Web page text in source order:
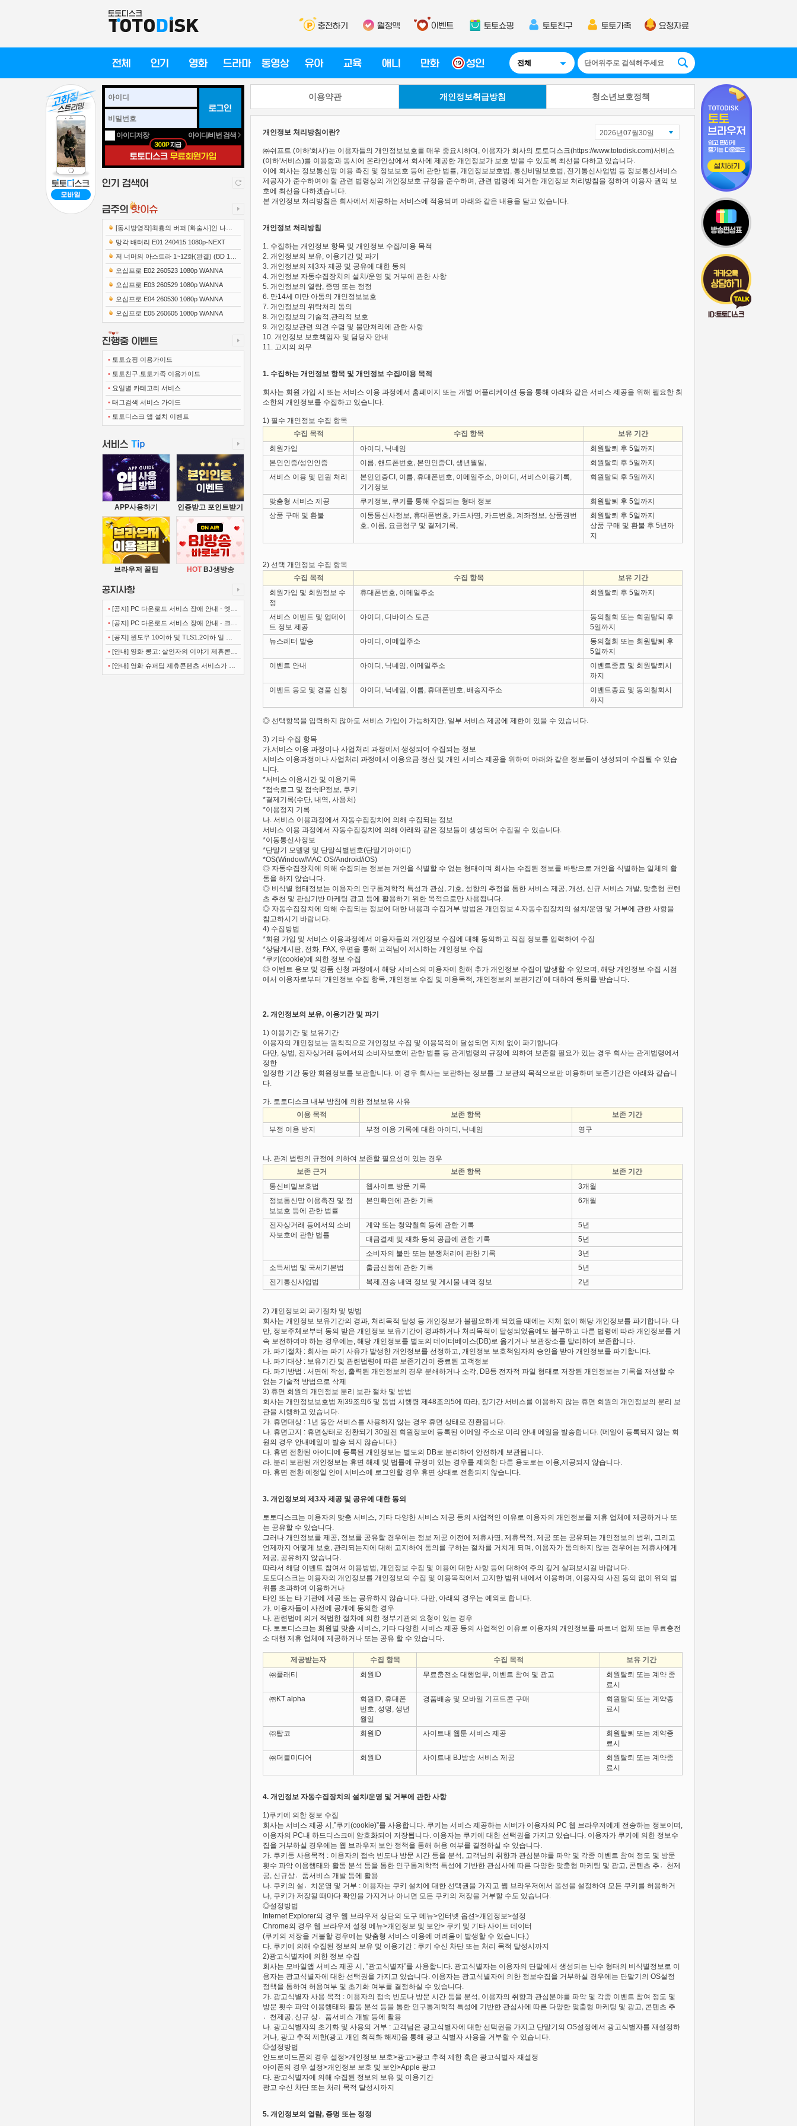
아이디저장 아이디/비번 검색
전체
[동시방영작]최흉의 버퍼 [화술사]인 나는
세계 최강 클랜을 이끈다 E12 241219 108..
망각 배터리 E01 240415 1080p-NEXT
저 너머의 아스트라 1~12화(완결) (BD 192
0x1080 x265-10Bit FLACx2)
오십프로 E02 260523 1080p WANNA
오십프로 E03 260529 1080p WANNA
오십프로 E04 260530 1080p WANNA
오십프로 E05 260605 1080p WANNA
• 토토쇼핑 이용가이드
• 토토친구,토토가족 이용가이드
• 요일별 카테고리 서비스
• 태그검색 서비스 가이드
• 토토디스크 앱 설치 이벤트
APP사용하기 인증받고 포인트받기
브라우저 꿀팁 HOTBJ생방송
• [공지] PC 다운로드 서비스 장애 안내 - 엣지
(Microsoft Edge)
• [공지] PC 다운로드 서비스 장애 안내 - 크롬
(Chrome)
• [공지] 윈도우 10이하 및 TLS1.2이하 일 경
우 사이트 이용불가 안내
• [안내] 영화 콩고: 살인자의 이야기 제휴콘텐
츠 서비스가 종료 되었습니다.
• [안내] 영화 슈퍼딥 제휴콘텐츠 서비스가 종
이용약관 개인정보취급방침 청소년보호정책
2026년07월30일
개인정보 처리방침이란?
㈜쉬프트 (이하'회사')는 이용자들의 개인정보보호를 매우 중요시하며, 이용자가 회사의 토토디스크(https://www.totodisk.com)서비스
(이하'서비스)를 이용함과 동시에 온라인상에서 회사에 제공한 개인정보가 보호 받을 수 있도록 최선을 다하고 있습니다.
이에 회사는 정보통신망 이용 촉진 및 정보보호 등에 관한 법률, 개인정보보호법, 통신비밀보호법, 전기통신사업법 등 정보통신서비스
제공자가 준수하여야 할 관련 법령상의 개인정보호 규정을 준수하며, 관련 법령에 의거한 개인정보 처리방침을 정하여 이용자 권익 보
호에 최선을 다하겠습니다.
본 개인정보 처리방침은 회사에서 제공하는 서비스에 적용되며 아래와 같은 내용을 담고 있습니다.
개인정보 처리방침
1. 수집하는 개인정보 항목 및 개인정보 수집/이용 목적
2. 개인정보의 보유, 이용기간 및 파기
3. 개인정보의 제3자 제공 및 공유에 대한 동의
4. 개인정보 자동수집장치의 설치/운영 및 거부에 관한 사항
5. 개인정보의 열람, 증명 또는 정정
6. 만14세 미만 아동의 개인정보보호
7. 개인정보의 위탁처리 동의
8. 개인정보의 기술적,관리적 보호
9. 개인정보관련 의견 수렴 및 불만처리에 관한 사항
10. 개인정보 보호책임자 및 담당자 안내
11. 고지의 의무
1. 수집하는 개인정보 항목 및 개인정보 수집/이용 목적
회사는 회원 가입 시 또는 서비스 이용 과정에서 홈페이지 또는 개별 어플리케이션 등을 통해 아래와 같은 서비스 제공을 위해 필요한 최
소한의 개인정보를 수집하고 있습니다.
1) 필수 개인정보 수집 항목
수집 목적
수집 항목
보유 기간
회원가입
아이디, 닉네임
회원탈퇴 후 5일까지
본인인증/성인인증
이름, 핸드폰번호, 본인인증CI, 생년월일,
회원탈퇴 후 5일까지
서비스 이용 및 민원 처리
본인인증CI, 이름, 휴대폰번호, 이메일주소, 아이디, 서비스이용기록,
기기정보
회원탈퇴 후 5일까지
맞춤형 서비스 제공 쿠키정보, 쿠키를 통해 수집되는 형태 정보
회원탈퇴 후 5일까지
상품 구매 및 환불
이동통신사정보, 휴대폰번호, 카드사명, 카드번호, 계좌정보, 상품권번
호, 이름, 요금청구 및 결제기록,
회원탈퇴 후 5일까지
상품 구매 및 환불 후 5년까
지
2) 선택 개인정보 수집 항목
수집 목적
수집 항목
보유 기간
회원가입 및 회원정보 수
정
휴대폰번호, 이메일주소 회원탈퇴 후 5일까지
서비스 이벤트 및 업데이
트 정보 제공
아이디, 디바이스 토큰
동의철회 또는 회원탈퇴 후
5일까지
뉴스레터 발송
아이디, 이메일주소
동의철회 또는 회원탈퇴 후
5일까지
이벤트 안내
아이디, 닉네임, 이메일주소
이벤트종료 및 회원탈퇴시
까지
이벤트 응모 및 경품 신청
아이디, 닉네임, 이름, 휴대폰번호, 배송지주소
이벤트종료 및 동의철회시
까지
◎ 선택항목을 입력하지 않아도 서비스 가입이 가능하지만, 일부 서비스 제공에 제한이 있을 수 있습니다.
3) 기타 수집 항목
가.서비스 이용 과정이나 사업처리 과정에서 생성되어 수집되는 정보
서비스 이용과정이나 사업처리 과정에서 이용요금 정산 및 개인 서비스 제공을 위하여 아래와 같은 정보들이 생성되어 수집될 수 있습
니다.
*서비스 이용시간 및 이용기록
*접속로그 및 접속IP정보, 쿠키
*결제기록(수단, 내역, 사용처)
*이용정지 기록
나. 서비스 이용과정에서 자동수집장치에 의해 수집되는 정보
서비스 이용 과정에서 자동수집장치에 의해 아래와 같은 정보들이 생성되어 수집될 수 있습니다.
*이동통신사정보
*단말기 모델명 및 단말식별번호(단말기아이디)
*OS(Window/MAC OS/Android/iOS)
◎ 자동수집장치에 의해 수집되는 정보는 개인을 식별할 수 없는 형태이며 회사는 수집된 정보를 바탕으로 개인을 식별하는 일체의 활
동을 하지 않습니다.
◎ 비식별 형태정보는 이용자의 인구통계학적 특성과 관심, 기호, 성향의 추정을 통한 서비스 제공, 개선, 신규 서비스 개발, 맞춤형 콘텐
츠 추천 및 관심기반 마케팅 광고 등에 활용하기 위한 목적으로만 사용됩니다.
◎ 자동수집장치에 의해 수집되는 정보에 대한 내용과 수집거부 방법은 개인정보 4.자동수집장치의 설치/운영 및 거부에 관한 사항을
참고하시기 바랍니다.
4) 수집방법
*회원 가입 및 서비스 이용과정에서 이용자들의 개인정보 수집에 대해 동의하고 직접 정보를 입력하여 수집
*상담게시판, 전화, FAX, 우편을 통해 고객님이 제시하는 개인정보 수집
*쿠키(cookie)에 의한 정보 수집
◎ 이벤트 응모 및 경품 신청 과정에서 해당 서비스의 이용자에 한해 추가 개인정보 수집이 발생할 수 있으며, 해당 개인정보 수집 시점
에서 이용자로부터 ‘개인정보 수집 항목, 개인정보 수집 및 이용목적, 개인정보의 보관기간’에 대하여 동의를 받습니다.
2. 개인정보의 보유, 이용기간 및 파기
1) 이용기간 및 보유기간
이용자의 개인정보는 원칙적으로 개인정보 수집 및 이용목적이 달성되면 지체 없이 파기합니다.
다만, 상법, 전자상거래 등에서의 소비자보호에 관한 법률 등 관계법령의 규정에 의하여 보존할 필요가 있는 경우 회사는 관계법령에서
정한
일정한 기간 동안 회원정보를 보관합니다. 이 경우 회사는 보관하는 정보를 그 보관의 목적으로만 이용하며 보존기간은 아래와 같습니
다.
가. 토토디스크 내부 방침에 의한 정보보유 사유
이용 목적
보존 항목
보존 기간
부정 이용 방지
부정 이용 기록에 대한 아이디, 닉네임 영구
나. 관계 법령의 규정에 의하여 보존할 필요성이 있는 경우
보존 근거
보존 항목
보존 기간
통신비밀보호법
웹사이트 방문 기록
3개월
정보통신망 이용촉진 및 정
보보호 등에 관한 법률
본인확인에 관한 기록 6개월
전자상거래 등에서의 소비
자보호에 관한 법률
계약 또는 청약철회 등에 관한 기록
5년
대금결제 및 재화 등의 공급에 관한 기록
5년
소비자의 불만 또는 분쟁처리에 관한 기록
3년
소득세법 및 국세기본법
출금신청에 관한 기록
5년
전기통신사업법
복제,전송 내역 정보 및 게시물 내역 정보 2년
2) 개인정보의 파기절차 및 방법
회사는 개인정보 보유기간의 경과, 처리목적 달성 등 개인정보가 불필요하게 되었을 때에는 지체 없이 해당 개인정보를 파기합니다. 다
만, 정보주체로부터 동의 받은 개인정보 보유기간이 경과하거나 처리목적이 달성되었음에도 불구하고 다른 법령에 따라 개인정보를 계
속 보전하여야 하는 경우에는, 해당 개인정보를 별도의 데이터베이스(DB)로 옮기거나 보관장소를 달리하여 보존합니다.
가. 파기절차 : 회사는 파기 사유가 발생한 개인정보를 선정하고, 개인정보 보호책임자의 승인을 받아 개인정보를 파기합니다.
나. 파기대상 : 보유기간 및 관련법령에 따른 보존기간이 종료된 고객정보
다. 파기방법 : 서면에 작성, 출력된 개인정보의 경우 분쇄하거나 소각, DB등 전자적 파일 형태로 저장된 개인정보는 기록을 재생할 수
없는 기술적 방법으로 삭제
3) 휴면 회원의 개인정보 분리 보관 절차 및 방법
회사는 개인정보보호법 제39조의6 및 동법 시행령 제48조의5에 따라, 장기간 서비스를 이용하지 않는 휴면 회원의 개인정보의 분리 보
관을 시행하고 있습니다.
가. 휴면대상 : 1년 동안 서비스를 사용하지 않는 경우 휴면 상태로 전환됩니다.
나. 휴면고지 : 휴면상태로 전환되기 30일전 회원정보에 등록된 이메일 주소로 미리 안내 메일을 발송합니다. (메일이 등록되지 않는 회
원의 경우 안내메일이 발송 되지 않습니다.)
다. 휴면 전환된 아이디에 등록된 개인정보는 별도의 DB로 분리하여 안전하게 보관됩니다.
라. 분리 보관된 개인정보는 휴면 해제 및 법률에 규정이 있는 경우를 제외한 다른 용도로는 이용,제공되지 않습니다.
마. 휴면 전환 예정일 안에 서비스에 로그인할 경우 휴면 상태로 전환되지 않습니다.
3. 개인정보의 제3자 제공 및 공유에 대한 동의
토토디스크는 이용자의 맞춤 서비스, 기타 다양한 서비스 제공 등의 사업적인 이유로 이용자의 개인정보를 제휴 업체에 제공하거나 또
는 공유할 수 있습니다.
그러나 개인정보를 제공, 정보를 공유할 경우에는 정보 제공 이전에 제휴사명, 제휴목적, 제공 또는 공유되는 개인정보의 범위, 그리고
언제까지 어떻게 보호, 관리되는지에 대해 고지하여 동의를 구하는 절차를 거치게 되며, 이용자가 동의하지 않는 경우에는 제휴사에게
제공, 공유하지 않습니다.
따라서 해당 이벤트 참여서 이용방법, 개인정보 수집 및 이용에 대한 사항 등에 대하여 주의 깊게 살펴보시길 바랍니다.
토토디스크는 이용자의 개인정보를 개인정보의 수집 및 이용목적에서 고지한 범위 내에서 이용하며, 이용자의 사전 동의 없이 위의 범
위를 초과하여 이용하거나
타인 또는 타 기관에 제공 또는 공유하지 않습니다. 다만, 아래의 경우는 예외로 합니다.
가. 이용자들이 사전에 공개에 동의한 경우
나. 관련법에 의거 적법한 절차에 의한 정부기관의 요청이 있는 경우
다. 토토디스크는 회원별 맞춤 서비스, 기타 다양한 서비스 제공 등의 사업적인 이유로 이용자의 개인정보를 파트너 업체 또는 무료충전
소 대행 제휴 업체에 제공하거나 또는 공유 할 수 있습니다.
제공받는자 수집 항목 수집 목적
보유 기간
㈜플래티
회원ID 무료충전소 대행업무, 이벤트 참여 및 광고
회원탈퇴 또는 계약 종
료시
㈜KT alpha
회원ID, 휴대폰
번호, 성명, 생년
월일
경품배송 및 모바일 기프트콘 구매
회원탈퇴 또는 계약종
료시
㈜탑코 회원ID 사이트내 웹툰 서비스 제공
회원탈퇴 또는 계약종
료시
㈜더블미디어
회원ID 사이트내 BJ방송 서비스 제공
회원탈퇴 또는 계약종
료시
4. 개인정보 자동수집장치의 설치/운영 및 거부에 관한 사항
1)쿠키에 의한 정보 수집
회사는 서비스 제공 시,”쿠키(cookie)”를 사용합니다. 쿠키는 서비스 제공하는 서버가 이용자의 PC 웹 브라우저에게 전송하는 정보이며,
이용자의 PC내 하드디스크에 암호화되어 저장됩니다. 이용자는 쿠키에 대한 선택권을 가지고 있습니다. 이용자가 쿠키에 의한 정보수
집을 거부하실 경우에는 웹 브라우저 보안 정책을 통해 허용 여부를 결정하실 수 있습니다.
가. 쿠키등 사용목적 : 이용자의 접속 빈도나 방문 시간 등을 분석, 고객님의 취향과 관심분야를 파악 및 각종 이벤트 참여 정도 및 방문
횟수 파악 이용행태와 활동 분석 등을 통한 인구통계학적 특성에 기반한 관심사에 따른 다양한 맞춤형 마케팅 및 광고, 콘텐츠 추천〮제
공, 신규상품〮서비스 개발 등에 활용
나. 쿠키의 설치〮운영 및 거부 : 이용자는 쿠키 설치에 대한 선택권을 가지고 웹 브라우저에서 옵션을 설정하여 모든 쿠키를 허용하거
나, 쿠키가 저장될 때마다 확인을 가지거나 아니면 모든 쿠키의 저장을 거부할 수도 있습니다.
◎설정방법
Internet Explorer의 경우 웹 브라우저 상단의 도구 메뉴>인터넷 옵션>개인정보>설정
Chrome의 경우 웹 브라우저 설정 메뉴>개인정보 및 보안> 쿠키 및 기타 사이트 데이터
(쿠키의 저장을 거불할 경우에는 맞춤형 서비스 이용에 어려움이 발생할 수 있습니다.)
다. 쿠키에 의해 수집된 정보의 보유 및 이용기간 : 쿠키 수신 차단 또는 처리 목적 달성시까지
2)광고식별자에 의한 정보 수집
회사는 모바일앱 서비스 제공 시, “광고식별자”를 사용합니다. 광고식별자는 이용자의 단말에서 생성되는 난수 형태의 비식별정보로 이
용자는 광고식별자에 대한 선택권을 가지고 있습니다. 이용자는 광고식별자에 의한 정보수집을 거부하실 경우에는 단말기의 OS설정
정책을 통하여 허용여부 및 초기화 여부를 결정하실 수 있습니다.
가. 광고식별자 사용 목적 : 이용자의 접속 빈도나 방문 시간 등을 분석, 이용자의 취향과 관심분야를 파악 및 각종 이벤트 참여 정도 및
방문 횟수 파악 이용행태와 활동 분석 등을 통한 인구통계학적 특성에 기반한 관심사에 따른 다양한 맞춤형 마케팅 및 광고, 콘텐츠 추
천〮제공, 신규 상품〮서비스 개발 등에 활용
나. 광고식별자의 초기화 및 사용의 거부 : 고객님은 광고식별자에 대한 선택권을 가지고 단말기의 OS설정에서 광고식별자를 재설정하
거나, 광고 추적 제한(광고 개인 최적화 해제)을 통해 광고 식별자 사용을 거부할 수 있습니다.
◎설정방법
안드로이드폰의 경우 설정>개인정보 보호>광고>광고 추적 제한 혹은 광고식별자 재설정
아이폰의 경우 설정>개인정보 보호 및 보안>Apple 광고
다. 광고식별자에 의해 수집된 정보의 보유 및 이용기간
광고 수신 차단 또는 처리 목적 달성시까지
5. 개인정보의 열람, 증명 또는 정정